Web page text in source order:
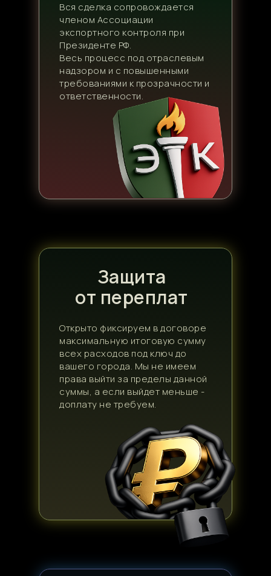
Вся сделка сопровождается
членом Ассоциации
экспортного контроля при
Президенте РФ.
Весь процесс под отраслевым
надзором и с повышенными
требованиями к прозрачности и
ответственности.
Открыто фиксируем в договоре
максимальную итоговую сумму
всех расходов под ключ до
вашего города. Мы не имеем
права выйти за пределы данной
суммы, а если выйдет меньше -
доплату не требуем.
Защита
от переплат